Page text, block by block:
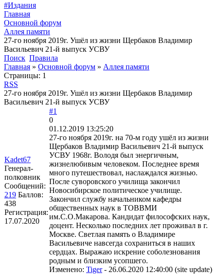
#Издания
Главная
Основной форум
Аллея памяти
27-го ноября 2019г. Ушёл из жизни Щербаков Владимир
Васильевич 21-й выпуск УСВУ
Поиск Правила
Главная » Основной форум » Аллея памяти
Страницы: 1
RSS
27-го ноября 2019г. Ушёл из жизни Щербаков Владимир
Васильевич 21-й выпуск УСВУ
Kadet67
Генерал-
полковник
Сообщений:
219 Баллов:
438
Регистрация:
17.07.2020
#1
0
01.12.2019 13:25:20
27-го ноября 2019г. на 70-м году ушёл из жизни
Щербаков Владимир Васильевич 21-й выпуск
УСВУ 1968г. Володя был энергичным,
жизнелюбивым человеком. Последнее время
много путешествовал, наслаждался жизнью.
После суворовского училища закончил
Новосибирское политическое училище.
Закончил службу начальником кафедры
общественных наук в ТОВВМИ
им.С.О.Макарова. Кандидат философских наук,
доцент. Несколько последних лет проживал в г.
Москве. Светлая память о Владимире
Васильевиче навсегда сохраниться в наших
сердцах. Выражаю искрение соболезнования
родным и близким усопшего.
Изменено: Tiger- 26.06.2020 12:40:00 (site update)